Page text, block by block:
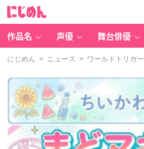
作品名 声優 舞台俳優
にじめん > ニュース > ワールドトリガー